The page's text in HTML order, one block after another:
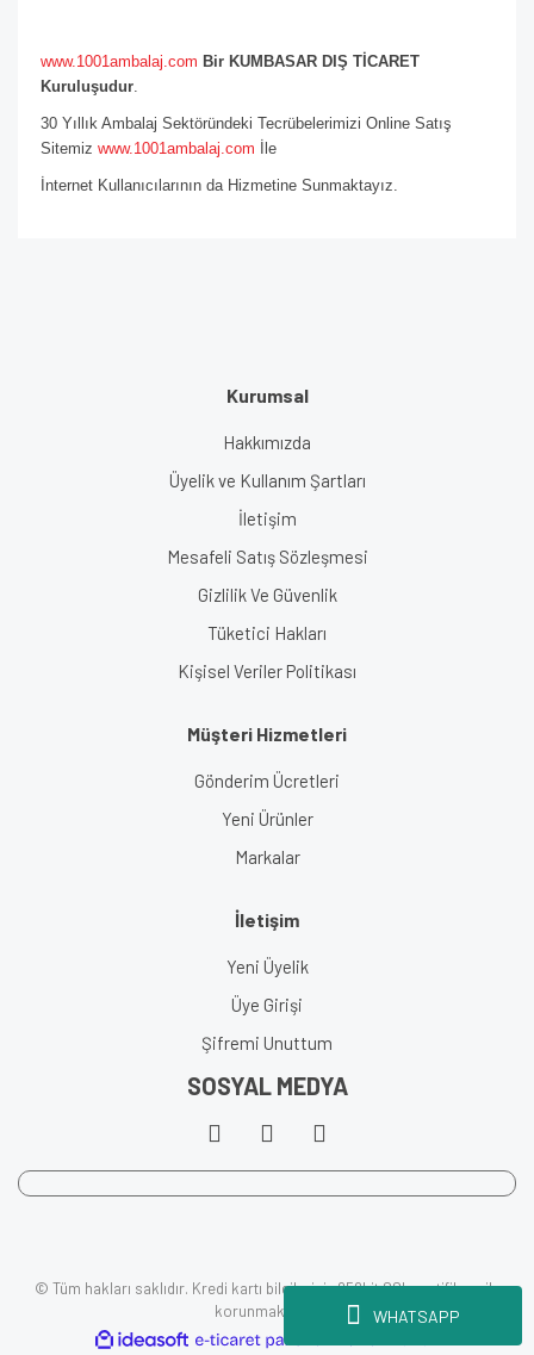
WHATSAPP
www.1001ambalaj.com Bir KUMBASAR DIŞ TİCARET
Kuruluşudur.
30 Yıllık Ambalaj Sektöründeki Tecrübelerimizi Online Satış
Sitemiz www.1001ambalaj.com İle
İnternet Kullanıcılarının da Hizmetine Sunmaktayız.
Kurumsal
Hakkımızda
Üyelik ve Kullanım Şartları
İletişim
Mesafeli Satış Sözleşmesi
Gizlilik Ve Güvenlik
Tüketici Hakları
Kişisel Veriler Politikası
Müşteri Hizmetleri
Gönderim Ücretleri
Yeni Ürünler
Markalar
İletişim
Yeni Üyelik
Üye Girişi
Şifremi Unuttum
SOSYAL MEDYA
© Tüm hakları saklıdır. Kredi kartı bilgileriniz 256bit SSL sertifikası ile
korunmaktadır.
ideasoft